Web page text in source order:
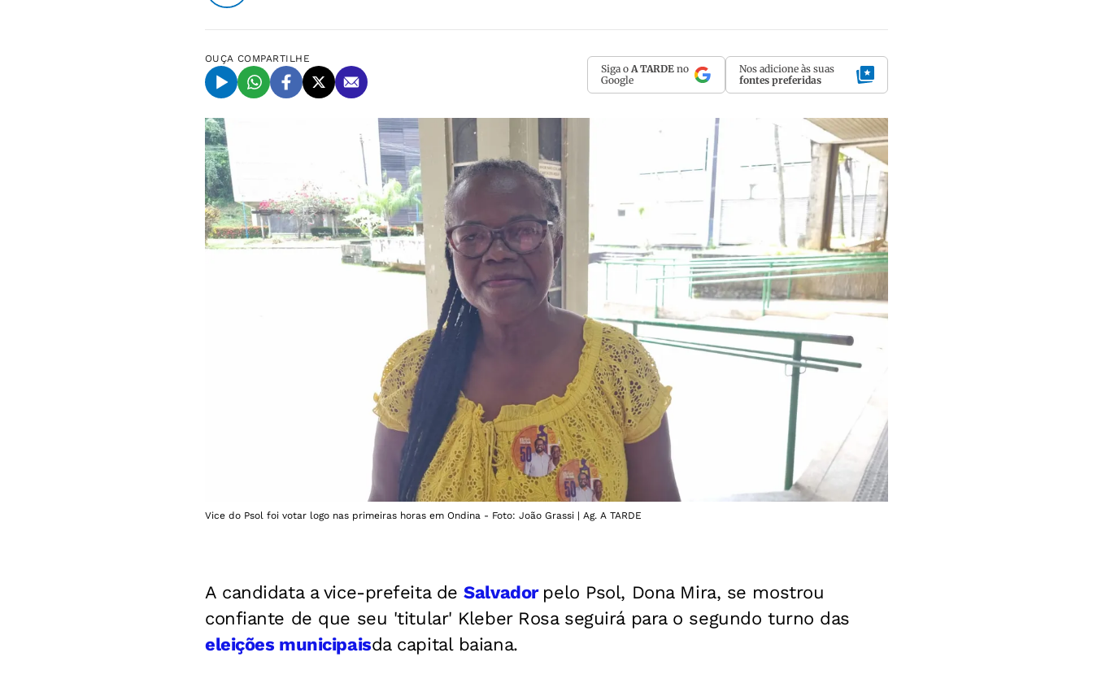
OUÇA COMPARTILHE
Siga o A TARDE no
Google
Nos adicione às suas
fontes preferidas
Vice do Psol foi votar logo nas primeiras horas em Ondina - Foto: João Grassi | Ag. A TARDE
A candidata a vice-prefeita deSalvador pelo Psol, Dona Mira, se mostrou
confiante de que seu 'titular' Kleber Rosa seguirá para o segundo turno das
eleições municipaisda capital baiana.